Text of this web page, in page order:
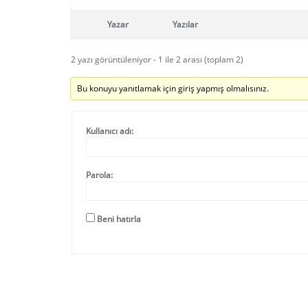
Yazar Yazılar
2 yazı görüntüleniyor - 1 ile 2 arası (toplam 2)
Bu konuyu yanıtlamak için giriş yapmış olmalısınız.
Kullanıcı adı:
Parola:
Beni hatırla